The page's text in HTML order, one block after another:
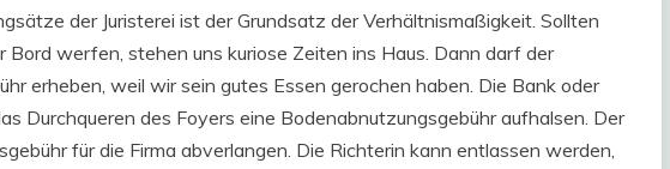
der Juristerei ist der Grundsatz der Verhältnismaßigkeit. Sollten
Bord werfen, stehen uns kuriose Zeiten ins Haus. Dann darf der
erheben, weil wir sein gutes Essen gerochen haben. Die Bank oder
Durchqueren des Foyers eine Bodenabnutzungsgebühr aufhalsen. Der
für die Firma abverlangen. Die Richterin kann entlassen werden,